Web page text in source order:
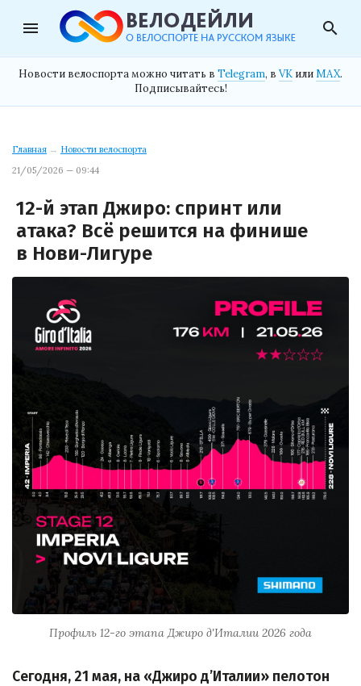
menu search
Новости велоспорта можно читать в Telegram, в VK илиMAX.
Подписывайтесь!
Главная → Новости велоспорта
21/05/2026 — 09:44
12-й этап Джиро: спринт или
атака? Всё решится на финише
в Нови-Лигуре
Профиль 12-го этапа Джиро д'Италии 2026 года
Сегодня, 21 мая, на «Джиро д’Италии» пелотон